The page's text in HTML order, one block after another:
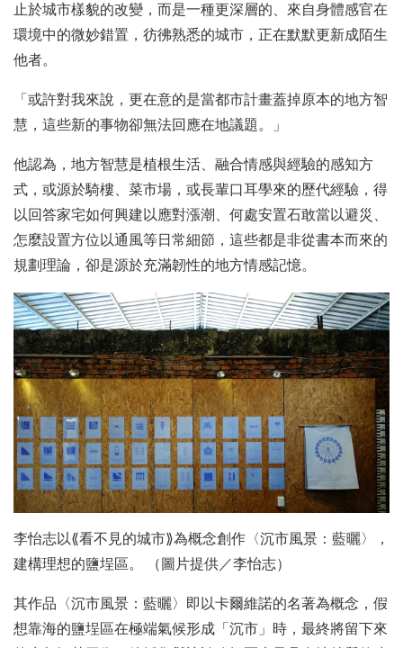
止於城市樣貌的改變，而是一種更深層的、來自身體感官在
環境中的微妙錯置，彷彿熟悉的城市，正在默默更新成陌生
他者。
「或許對我來說，更在意的是當都市計畫蓋掉原本的地方智
慧，這些新的事物卻無法回應在地議題。」
他認為，地方智慧是植根生活、融合情感與經驗的感知方
式，或源於騎樓、菜市場，或長輩口耳學來的歷代經驗，得
以回答家宅如何興建以應對漲潮、何處安置石敢當以避災、
怎麼設置方位以通風等日常細節，這些都是非從書本而來的
規劃理論，卻是源於充滿韌性的地方情感記憶。
李怡志以⟪看不見的城市⟫為概念創作〈沉市風景：藍曬〉，
建構理想的鹽埕區。 （圖片提供／李怡志）
其作品〈沉市風景：藍曬〉即以卡爾維諾的名著為概念，假
想靠海的鹽埕區在極端氣候形成「沉市」時，最終將留下來